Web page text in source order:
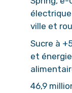
ville et
Sucre à
et
46,9